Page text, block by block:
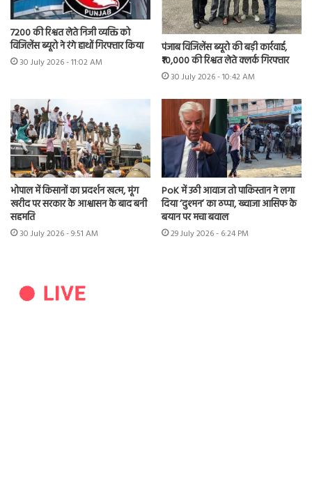
7200 की रिश्वत लेते निजी व्यक्ति को
विजिलेंस ब्यूरो ने रंगे हाथों गिरफ्तार किया
30 July 2026 - 11:02 AM
पंजाब विजिलेंस ब्यूरो की बड़ी कार्रवाई,
₹10,000 की रिश्वत लेते क्लर्क गिरफ्तार
30 July 2026 - 10:42 AM
भोपाल में किसानों का प्रदर्शन खत्म, मूंग
खरीद पर सरकार के आश्वासन के बाद बनी
सहमति
30 July 2026 - 9:51 AM
PoK में उठी आवाज तो पाकिस्तान ने लगा
दिया ‘दुश्मन’ का ठप्पा, ख्वाजा आसिफ के
बयान पर मचा बवाल
29 July 2026 - 6:24 PM